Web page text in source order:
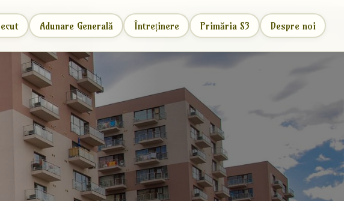
Adunare Generală Întreținere Primăria S3 Despre noi